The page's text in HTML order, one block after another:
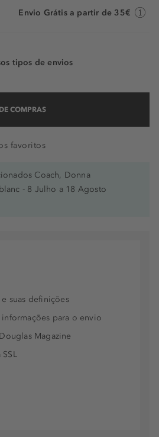
Envio Grátis a partir de 35€
tipos de envios
COMPRAS
favoritos
Coach, Donna
- 8 Julho a 18 Agosto
suas definições
informações para o envio
Magazine